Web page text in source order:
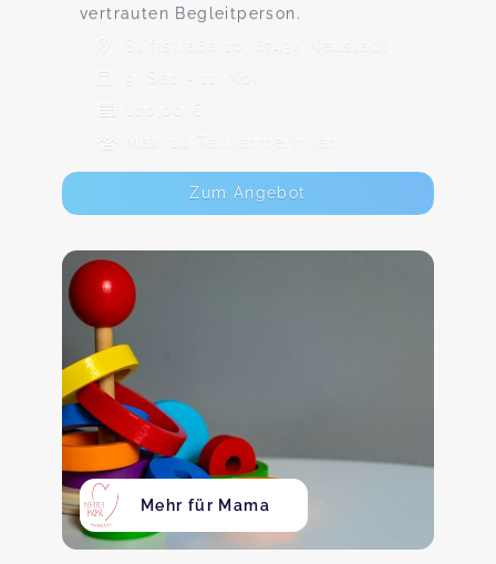
vertrauten Begleitperson.
Stiftstraße 10, 67434 Neustadt
9. Sep - 11. Nov
100,00 €
Max. 10 TeilnehmerInnen
Zum Angebot
Mehr für Mama